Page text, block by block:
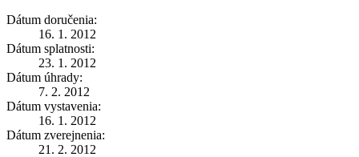
Dátum doručenia:
16. 1. 2012
Dátum splatnosti:
23. 1. 2012
Dátum úhrady:
7. 2. 2012
Dátum vystavenia:
16. 1. 2012
Dátum zverejnenia:
21. 2. 2012